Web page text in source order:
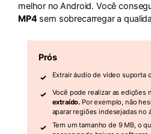
melhor no Android. Você
MP4 sem sobrecarregar a
Prós
Extrair áudio de vídeo suporta
Você pode realizar as edições
extraído. Por exemplo, não
aparar regiões indesejadas no
Tem um tamanho de 9 MB, o